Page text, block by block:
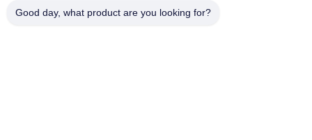
Viaje De La Fábrica
Good day, what product are you looking for?